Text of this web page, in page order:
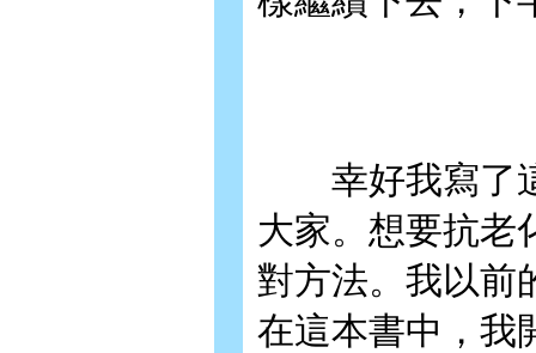
幸好我寫了這
大家。想要抗老
對方法。我以前
在這本書中，我